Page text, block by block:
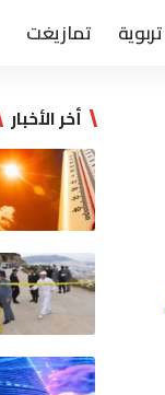
تربوية تمازيغت
أخر الأخبار